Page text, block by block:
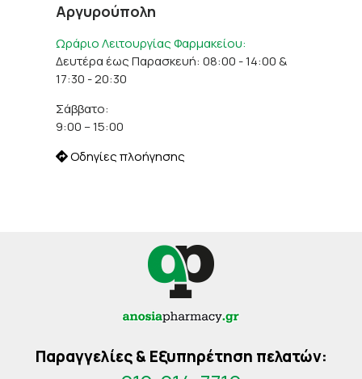
Αργυρούπολη
Ωράριο Λειτουργίας Φαρμακείου:
Δευτέρα έως Παρασκευή: 08:00 - 14:00 &
17:30 - 20:30
Σάββατο:
9:00 – 15:00
Οδηγίες πλοήγησης
Παραγγελίες & Εξυπηρέτηση πελατών: